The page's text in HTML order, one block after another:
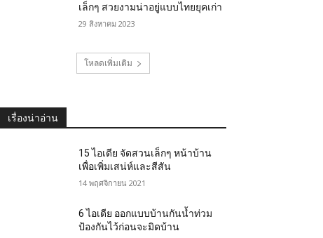
เล็กๆ สวยงามน่าอยู่แบบไทยยุคเก่า
29 สิงหาคม 2023
โหลดเพิ่มเติม
เรื่องน่าอ่าน
15 ไอเดีย จัดสวนเล็กๆ หน้าบ้าน
เพื่อเพิ่มเสน่ห์และสีสัน
14 พฤศจิกายน 2021
6 ไอเดีย ออกแบบบ้านกันน้ำท่วม
ป้องกันไว้ก่อนจะมิดบ้าน